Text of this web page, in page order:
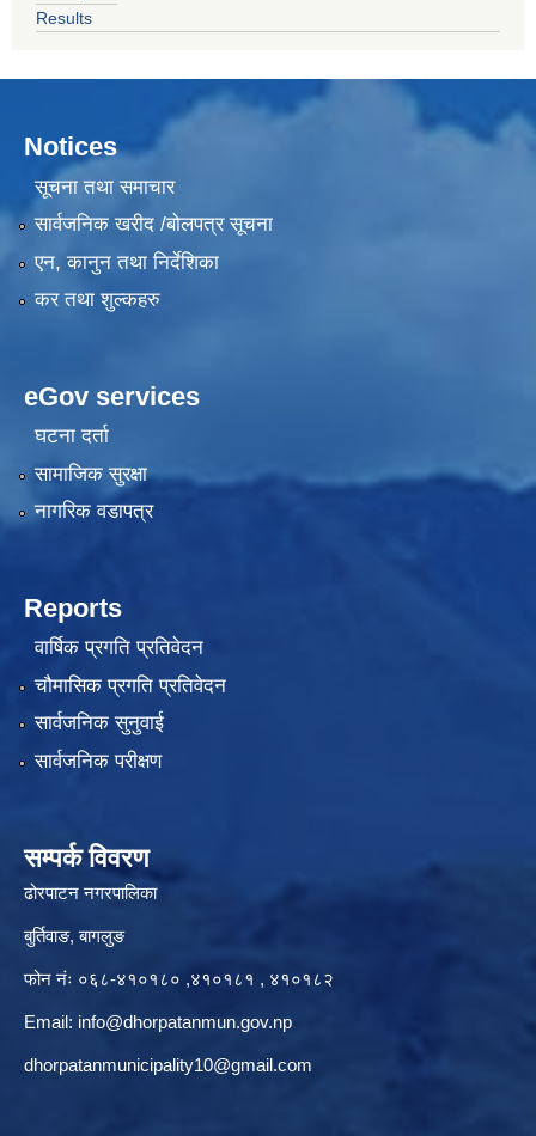
Results
Notices
सूचना तथा समाचार
सार्वजनिक खरीद /बोलपत्र सूचना
एन, कानुन तथा निर्देशिका
कर तथा शुल्कहरु
eGov services
घटना दर्ता
सामाजिक सुरक्षा
नागरिक वडापत्र
Reports
वार्षिक प्रगति प्रतिवेदन
चौमासिक प्रगति प्रतिवेदन
सार्वजनिक सुनुवाई
सार्वजनिक परीक्षण
सम्पर्क विवरण
ढोरपाटन नगरपालिका
बुर्तिवाङ, बागलुङ
फोन नंः ०६८-४१०१८० ,४१०१८१ , ४१०१८२
Email: info@dhorpatanmun.gov.np
dhorpatanmunicipality10@gmail.com